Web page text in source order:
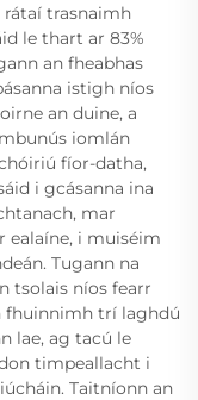
rátaí trasnaimh
le thart ar 83%
an fheabhas
istigh níos
an duine, a
iomlán
fíor-datha,
i gcásanna ina
mar
ealaíne, i muiséim
Tugann na
tsolais níos fearr
fhuinnimh trí laghdú
lae, ag tacú le
timpeallacht i
Taitníonn an